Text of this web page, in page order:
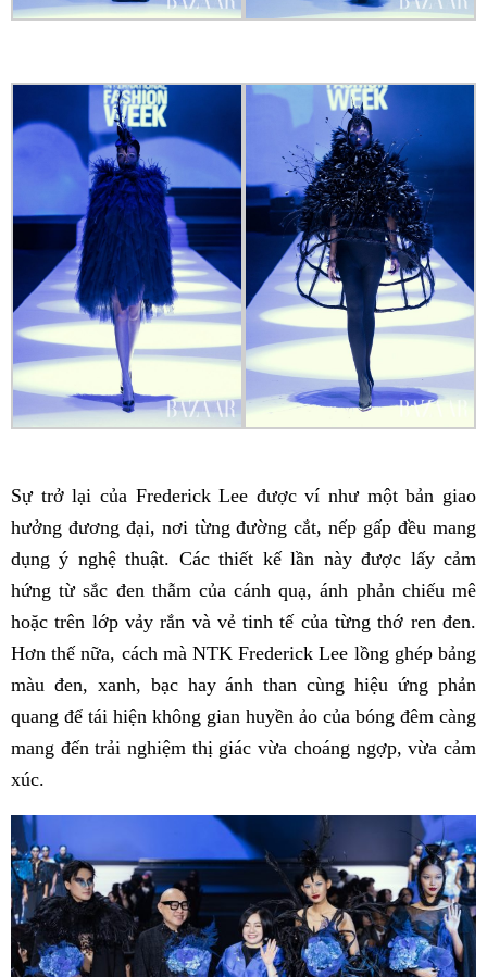
Sự trở lại của Frederick Lee được ví như một bản giao
hưởng đương đại, nơi từng đường cắt, nếp gấp đều mang
dụng ý nghệ thuật. Các thiết kế lần này được lấy cảm
hứng từ sắc đen thẫm của cánh quạ, ánh phản chiếu mê
hoặc trên lớp vảy rắn và vẻ tinh tế của từng thớ ren đen.
Hơn thế nữa, cách mà NTK Frederick Lee lồng ghép bảng
màu đen, xanh, bạc hay ánh than cùng hiệu ứng phản
quang để tái hiện không gian huyền ảo của bóng đêm càng
mang đến trải nghiệm thị giác vừa choáng ngợp, vừa cảm
xúc.